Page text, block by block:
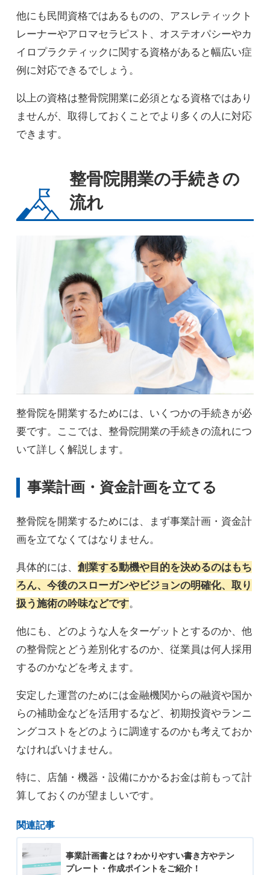
他にも民間資格ではあるものの、アスレティックト
レーナーやアロマセラピスト、オステオパシーやカ
イロプラクティックに関する資格があると幅広い症
例に対応できるでしょう。
以上の資格は整骨院開業に必須となる資格ではあり
ませんが、取得しておくことでより多くの人に対応
できます。
整骨院開業の手続きの
流れ
整骨院を開業するためには、いくつかの手続きが必
要です。ここでは、整骨院開業の手続きの流れにつ
いて詳しく解説します。
事業計画・資金計画を立てる
整骨院を開業するためには、まず事業計画・資金計
画を立てなくてはなりません。
具体的には、 創業する動機や目的を決めるのはもち
ろん、今後のスローガンやビジョンの明確化、取り
扱う施術の吟味などです。
他にも、どのような人をターゲットとするのか、他
の整骨院とどう差別化するのか、従業員は何人採用
するのかなどを考えます。
安定した運営のためには金融機関からの融資や国か
らの補助金などを活用するなど、初期投資やランニ
ングコストをどのように調達するのかも考えておか
なければいけません。
特に、店舗・機器・設備にかかるお金は前もって計
算しておくのが望ましいです。
関連記事
事業計画書とは？わかりやすい書き方やテン
プレート・作成ポイントをご紹介！